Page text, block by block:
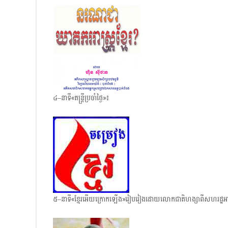
៤–នាទី«តន្ត្រីប្រចាំថ្ងៃ»៖
៥–នាទី«ខ្មែរអើយក្រោក​ឡើង»រៀបរៀង​ដោយលោកជាតិហង្សាពីសហរដ្ឋ​អ